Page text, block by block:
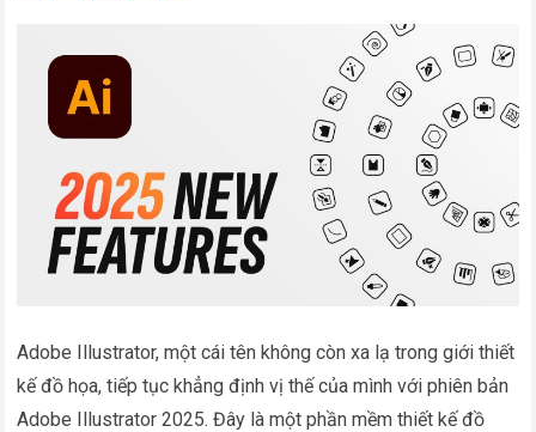
Adobe Illustrator, một cái tên không còn xa lạ trong giới thiết
kế đồ họa, tiếp tục khẳng định vị thế của mình với phiên bản
Adobe Illustrator 2025. Đây là một phần mềm thiết kế đồ